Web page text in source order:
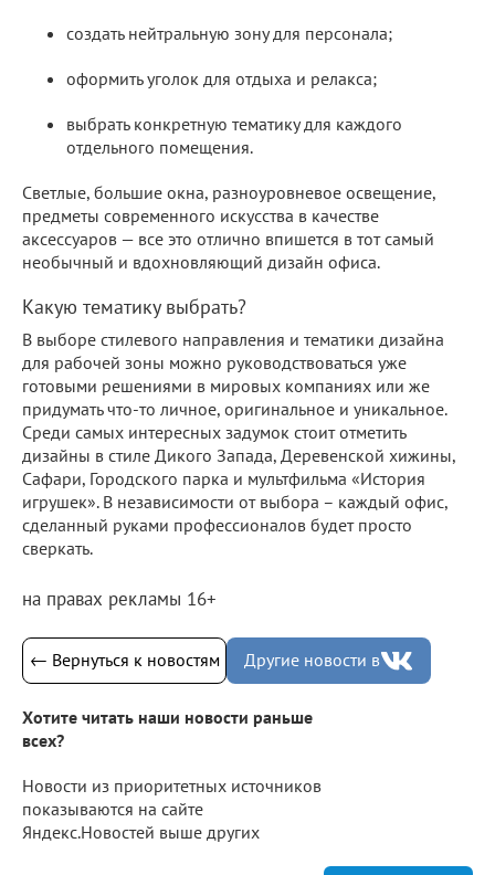
создать нейтральную зону для персонала;
оформить уголок для отдыха и релакса;
выбрать конкретную тематику для каждого
отдельного помещения.
Светлые, большие окна, разноуровневое освещение,
предметы современного искусства в качестве
аксессуаров — все это отлично впишется в тот самый
необычный и вдохновляющий дизайн офиса.
Какую тематику выбрать?
В выборе стилевого направления и тематики дизайна
для рабочей зоны можно руководствоваться уже
готовыми решениями в мировых компаниях или же
придумать что-то личное, оригинальное и уникальное.
Среди самых интересных задумок стоит отметить
дизайны в стиле Дикого Запада, Деревенской хижины,
Сафари, Городского парка и мультфильма «История
игрушек». В независимости от выбора – каждый офис,
сделанный руками профессионалов будет просто
сверкать.
на правах рекламы 16+
← Вернуться к новостям Другие новости в
Хотите читать наши новости раньше
всех?
Новости из приоритетных источников
показываются на сайте
Яндекс.Новостей выше других